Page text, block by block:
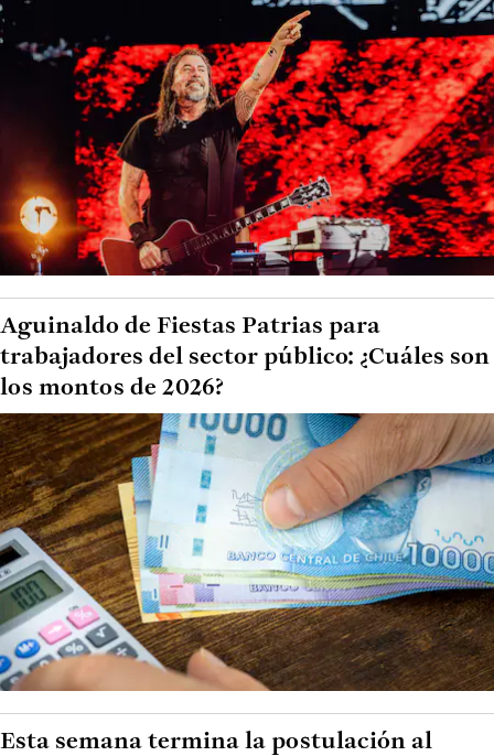
Aguinaldo de Fiestas Patrias para
trabajadores del sector público: ¿Cuáles son
los montos de 2026?
Esta semana termina la postulación al